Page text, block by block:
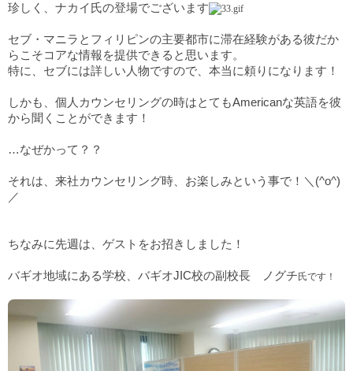
珍しく、ナカイ氏の登場でございます
セブ・マニラとフィリピンの主要都市に滞在経験がある彼だか
らこそコアな情報を提供できると思います。
特に、セブには詳しい人物ですので、本当に頼りになります！
しかも、個人カウンセリングの時はとてもAmericanな英語を彼
から聞くことができます！
…なぜかって？？
それは、来社カウンセリング時、お楽しみという事で！＼(^o^)
／
ちなみに先週は、ゲストをお招きしました！
バギオ地域にある学校、バギオJIC校の副校長 ノグチ 氏です！